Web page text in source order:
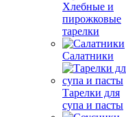
Хлебные и
пирожковые
тарелки
Салатники
Тарелки для
супа и пасты